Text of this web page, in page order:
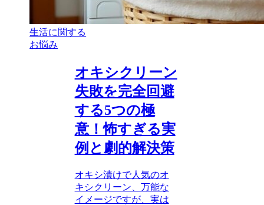
生活に関する
お悩み
オキシクリーン
失敗を完全回避
する5つの極
意！怖すぎる実
例と劇的解決策
オキシ漬けで人気のオ
キシクリーン、万能な
イメージですが、実は